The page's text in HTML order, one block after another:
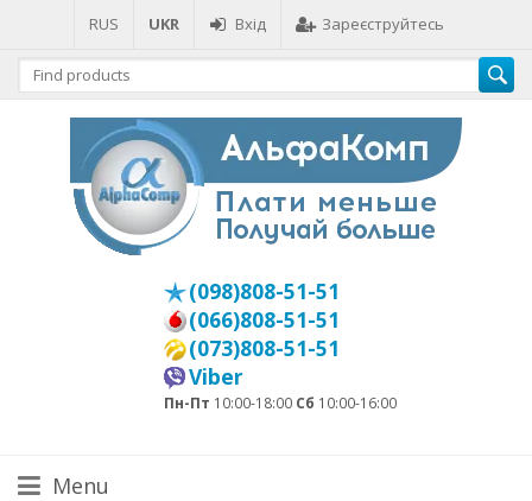
RUS UKR Вхід Зареєструйтесь
(098)808-51-51
(066)808-51-51
(073)808-51-51
Viber
Пн-Пт 10:00-18:00 Сб 10:00-16:00
Menu